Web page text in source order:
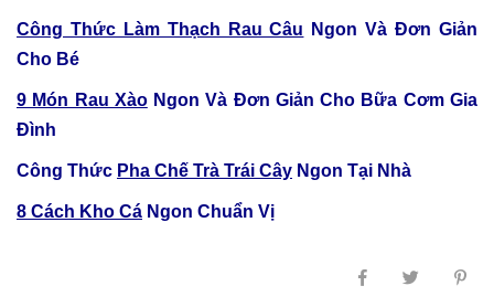
Công Thức Làm Thạch Rau Câu Ngon Và Đơn Giản
Cho Bé
9 Món Rau XàoNgon Và Đơn Giản Cho Bữa Cơm Gia
Đình
Công Thức Pha Chế Trà Trái Cây Ngon Tại Nhà
8 Cách Kho Cá Ngon Chuẩn Vị